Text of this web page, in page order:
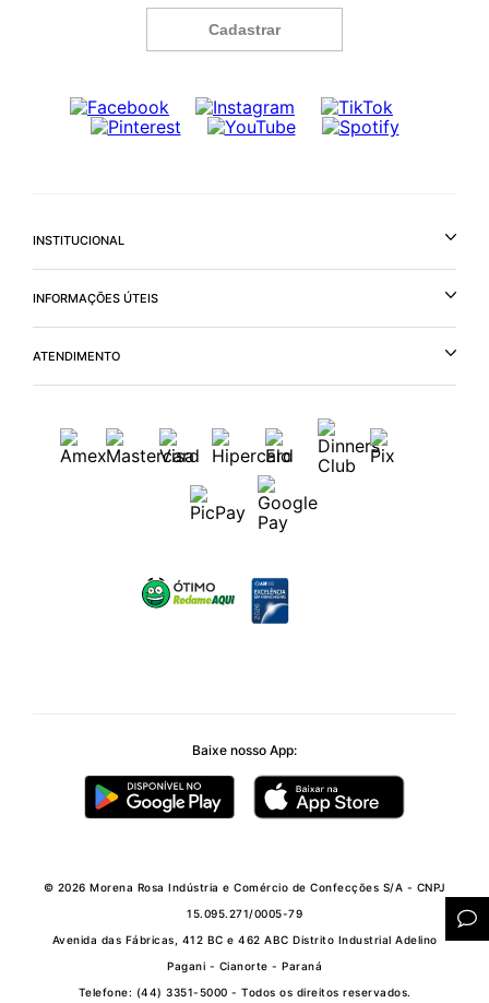
Cadastrar
INSTITUCIONAL
INFORMAÇÕES ÚTEIS
ATENDIMENTO
Baixe nosso App:
© 2026 Morena Rosa Indústria e Comércio de Confecções S/A - CNPJ
15.095.271/0005-79
Avenida das Fábricas, 412 BC e 462 ABC Distrito Industrial Adelino
Pagani - Cianorte - Paraná
Telefone: (44) 3351-5000 - Todos os direitos reservados.